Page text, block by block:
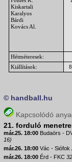
Kiskartali
Karalyos
Bárdi
Kovács Al.
Hétméteresek:
Kiállítások:
© handball.hu
Kapcsolódó
21. forduló
már.25. 18:00 Budaörs -
16)
már.26. 18:00 Vác - Siófok
már.26. 18:00 Érd - FKC